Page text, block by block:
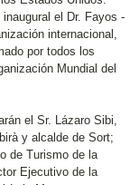
el Dr. Fayos -
internacional,
por todos los
Mundial del
el Sr. Lázaro Sibi,
y alcalde de Sort;
de Turismo de la
Ejecutivo de la